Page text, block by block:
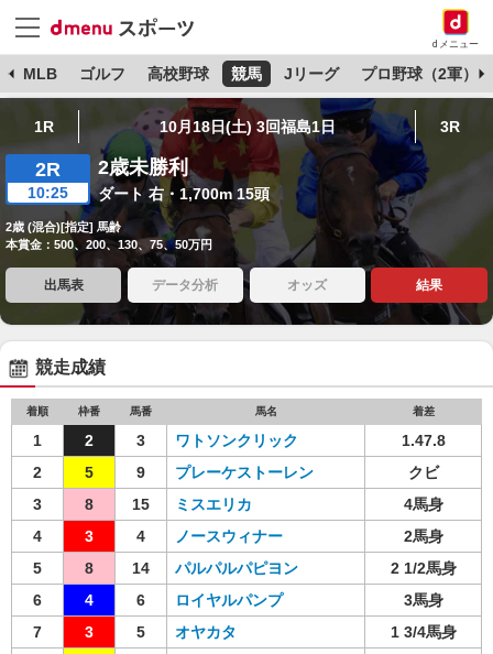
dメニュー
MLB ゴルフ 高校野球 競馬 Jリーグ プロ野球（2軍）
1R 10月18日(土) 3回福島1日 3R
2R
10:25
2歳未勝利
ダート 右・1,700m 15頭
2歳 (混合)[指定] 馬齢
本賞金：500、200、130、75、50万円
出馬表 データ分析 オッズ 結果
競走成績
着順 枠番 馬番 馬名 着差
1 2 3 ワトソンクリック
1.47.8
2
5 9 プレーケストーレン
クビ
3
8 15 ミスエリカ
4馬身
4
3 4 ノースウィナー
2馬身
5
8 14 パルパルパピヨン
2 1/2馬身
6
4 6 ロイヤルパンプ
3馬身
7
3 5 オヤカタ
1 3/4馬身